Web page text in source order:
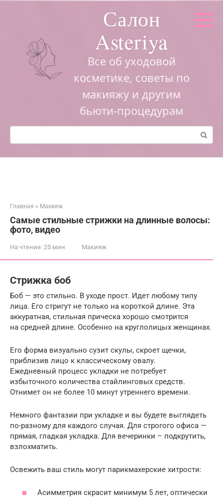
Салон
Asteriya
Все об уходовой
косметике, советы по
макияжу и другим
бьюти-процедурам
Поиск:
Главная » Макияж
Самые стильные стрижки на длинные волосы:
фото, видео
На чтение: 25 мин Макияж
Стрижка боб
Боб — это стильно. В уходе прост. Идет любому типу
лица. Его стригут не только на короткой длине. Эта
аккуратная, стильная прическа хорошо смотрится
на средней длине. Особенно на круглолицых женщинах.
Его форма визуально сузит скулы, скроет щечки,
приблизив лицо к классическому овалу.
Ежедневный процесс укладки не потребует
избыточного количества стайлинговых средств.
Отнимет он не более 10 минут утреннего времени.
Немного фантазии при укладке и вы будете выглядеть
по-разному для каждого случая. Для строгого офиса —
прямая, гладкая укладка. Для вечеринки – подкрутить,
взлохматить.
Освежить ваш стиль могут парикмахерские хитрости:
Асимметрия скрасит минимум 5 лет, оптически